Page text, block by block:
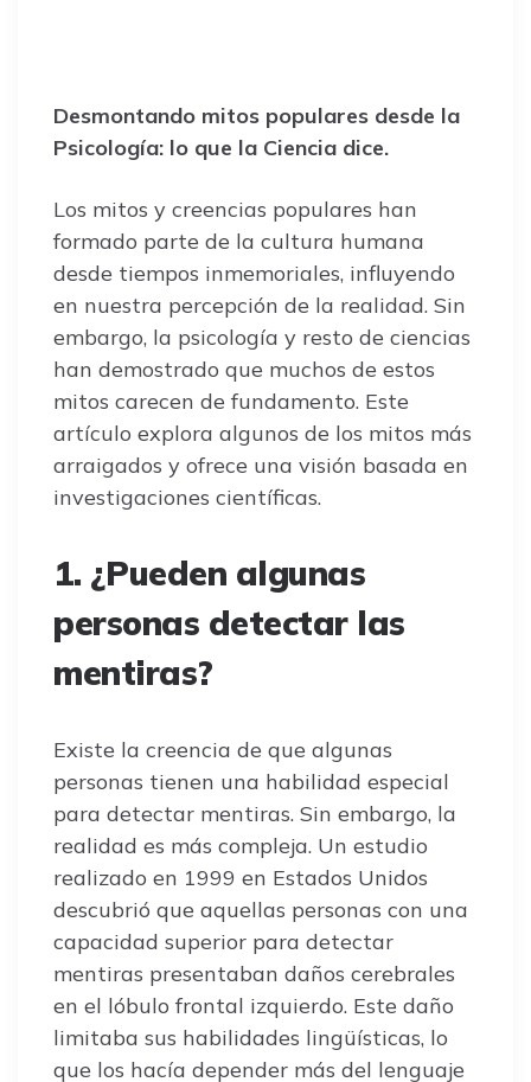
Desmontando mitos populares desde la
Psicología: lo que la Ciencia dice.
Los mitos y creencias populares han
formado parte de la cultura humana
desde tiempos inmemoriales, influyendo
en nuestra percepción de la realidad. Sin
embargo, la psicología y resto de ciencias
han demostrado que muchos de estos
mitos carecen de fundamento. Este
artículo explora algunos de los mitos más
arraigados y ofrece una visión basada en
investigaciones científicas.
1. ¿Pueden algunas
personas detectar las
mentiras?
Existe la creencia de que algunas
personas tienen una habilidad especial
para detectar mentiras. Sin embargo, la
realidad es más compleja. Un estudio
realizado en 1999 en Estados Unidos
descubrió que aquellas personas con una
capacidad superior para detectar
mentiras presentaban daños cerebrales
en el lóbulo frontal izquierdo. Este daño
limitaba sus habilidades lingüísticas, lo
que los hacía depender más del lenguaje